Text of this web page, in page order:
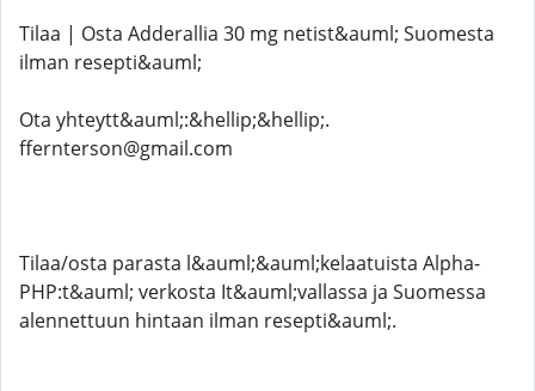
Tilaa | Osta Adderallia 30 mg netist&auml; Suomesta
ilman resepti&auml;
Ota yhteytt&auml;:&hellip;&hellip;.
ffernterson@gmail.com
Tilaa/osta parasta l&auml;&auml;kelaatuista Alpha-
PHP:t&auml; verkosta It&auml;vallassa ja Suomessa
alennettuun hintaan ilman resepti&auml;.